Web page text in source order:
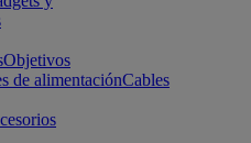
Objetivos
de alimentaciónCables